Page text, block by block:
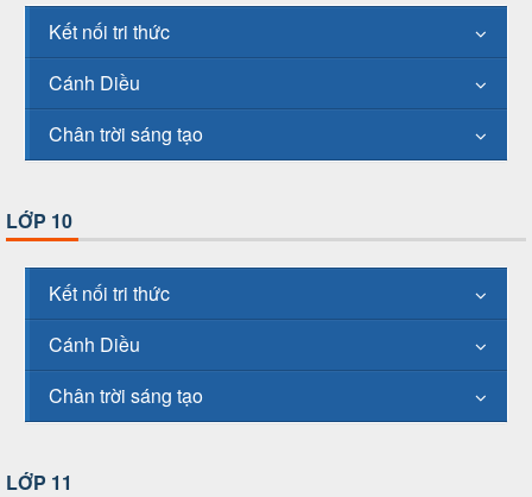
Kết nối tri thức
Cánh Diều
Chân trời sáng tạo
LỚP 10
Kết nối tri thức
Cánh Diều
Chân trời sáng tạo
LỚP 11